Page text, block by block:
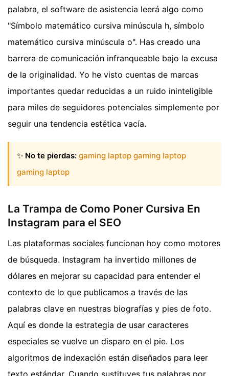
palabra, el software de asistencia leerá algo como
"Símbolo matemático cursiva minúscula h, símbolo
matemático cursiva minúscula o". Has creado una
barrera de comunicación infranqueable bajo la excusa
de la originalidad. Yo he visto cuentas de marcas
importantes quedar reducidas a un ruido ininteligible
para miles de seguidores potenciales simplemente por
seguir una tendencia estética vacía.
✨ No te pierdas: gaming laptop gaming laptop
gaming laptop
La Trampa de Como Poner Cursiva En
Instagram para el SEO
Las plataformas sociales funcionan hoy como motores
de búsqueda. Instagram ha invertido millones de
dólares en mejorar su capacidad para entender el
contexto de lo que publicamos a través de las
palabras clave en nuestras biografías y pies de foto.
Aquí es donde la estrategia de usar caracteres
especiales se vuelve un disparo en el pie. Los
algoritmos de indexación están diseñados para leer
texto estándar. Cuando sustituyes tus palabras por